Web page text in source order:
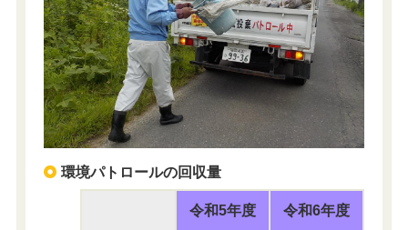
環境パトロールの回収量
令和5年度 令和6年度